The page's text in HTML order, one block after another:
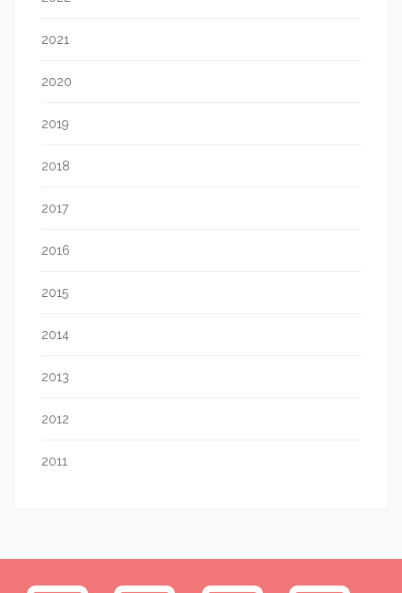
2021
2020
2019
2018
2017
2016
2015
2014
2013
2012
2011